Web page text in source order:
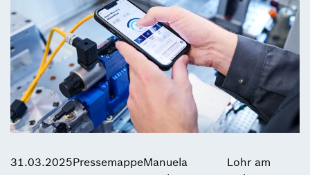
31.03.2025PressemappeManuela
Lohr am